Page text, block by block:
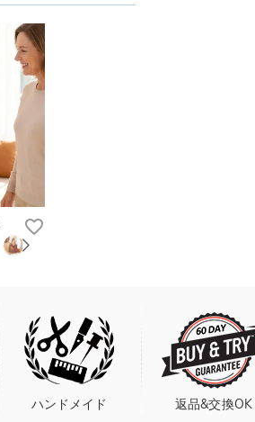
ハンドメイド 返品&交換OK